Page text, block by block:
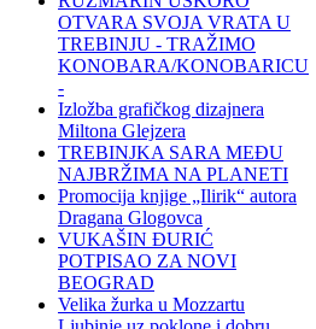
OTVARA SVOJA VRATA U
TREBINJU - TRAŽIMO
KONOBARA/KONOBARICU
-
Izložba grafičkog dizajnera
Miltona Glejzera
TREBINЈKA SARA MEĐU
NAJBRŽIMA NA PLANETI
Promocija knjige „Ilirik“ autora
Dragana Glogovca
VUKAŠIN ĐURIĆ
POTPISAO ZA NOVI
BEOGRAD
Velika žurka u Mozzartu